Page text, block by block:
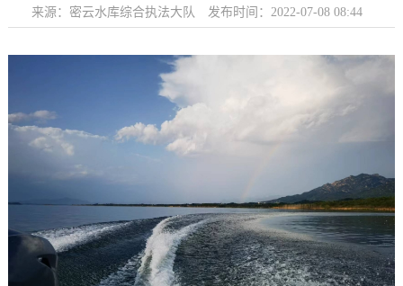
来源：密云水库综合执法大队 发布时间：2022-07-08 08:44